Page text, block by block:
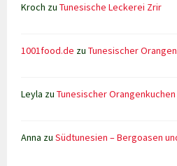
Kroch zuTunesische Leckerei Zrir
1001food.de zuTunesischer
Leyla zuTunesischer
Anna zuSüdtunesien – Bergoasen